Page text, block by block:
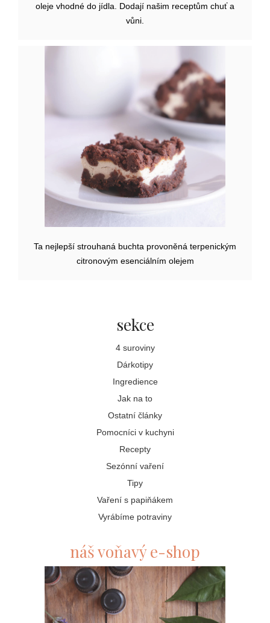
oleje vhodné do jídla. Dodají našim receptům chuť a
vůni.
Ta nejlepší strouhaná buchta provoněná terpenickým
citronovým esenciálním olejem
sekce
4 suroviny
Dárkotipy
Ingredience
Jak na to
Ostatní články
Pomocníci v kuchyni
Recepty
Sezónní vaření
Tipy
Vaření s papiňákem
Vyrábíme potraviny
náš voňavý e-shop